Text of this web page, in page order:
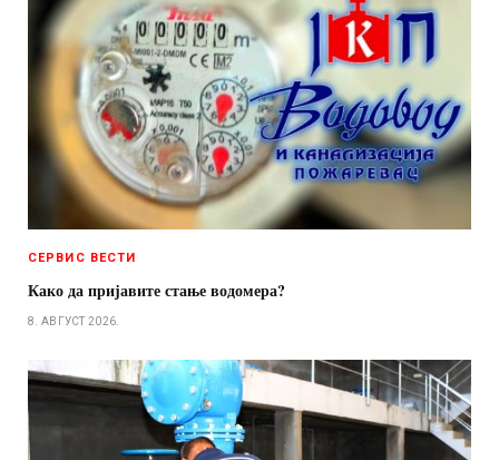
СЕРВИС ВЕСТИ
Како да пријавите стање водомера?
8. АВГУСТ 2026.